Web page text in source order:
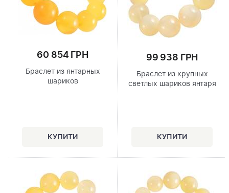
60 854 ГРН
Браслет из янтарных
шариков
99 938 ГРН
Браслет из крупных
светлых шариков янтаря